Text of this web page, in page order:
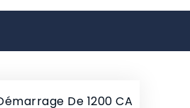
De 1200 CA